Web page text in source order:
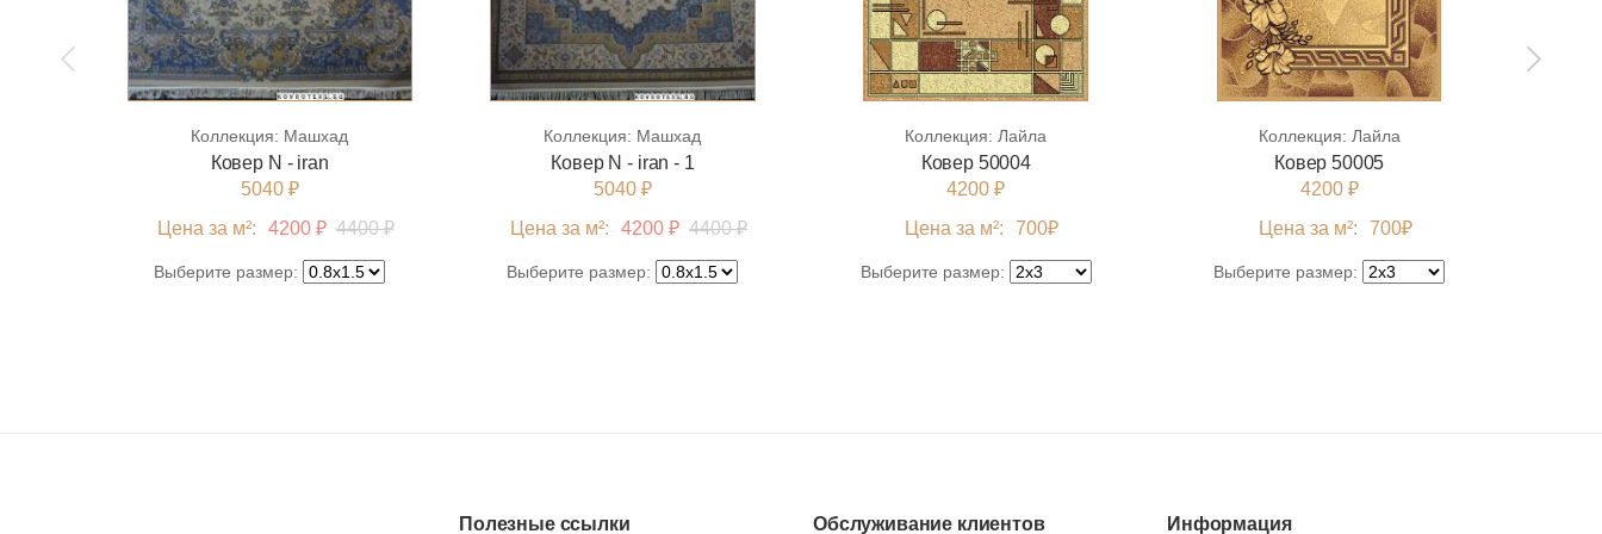
Коллекция: Машхад
Ковер N - iran
5040 ₽
Цена за м²:
4200 ₽ 4400 ₽
Выберите размер:
Коллекция: Машхад
Ковер N - iran - 1
5040 ₽
Цена за м²:
4200 ₽ 4400 ₽
Выберите размер:
Коллекция: Лайла
Ковер 50004
4200 ₽
Цена за м²:
700₽
Выберите размер:
Коллекция: Лайла
Ковер 50005
4200 ₽
Цена за м²:
700₽
Выберите размер:
Полезные ссылки Обслуживание клиентов Информация